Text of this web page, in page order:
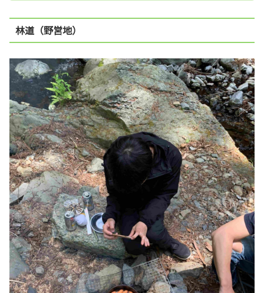
林道（野営地）